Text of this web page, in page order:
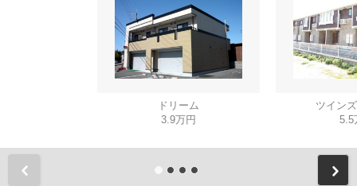
ドリーム
3.9万円
ツイン
5.5